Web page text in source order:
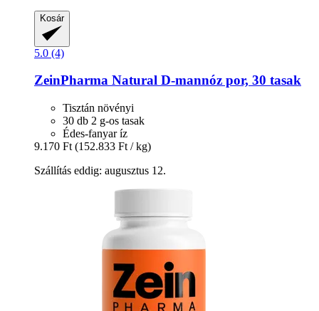
Kosár
5.0 (4)
ZeinPharma Natural D-​mannóz por, 30 tasak
Tisztán növényi
30 db 2 g-os tasak
Édes-fanyar íz
9.170 Ft (152.833 Ft / kg)
Szállítás eddig: augusztus 12.